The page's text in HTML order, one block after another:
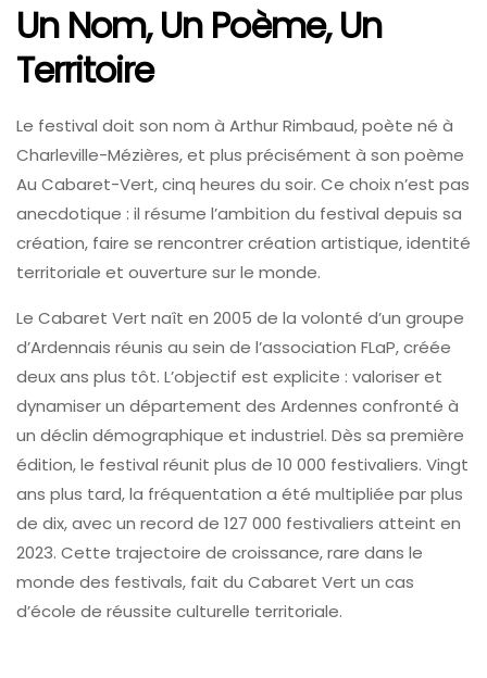
Un Nom, Un Poème, Un
Territoire
Le festival doit son nom à Arthur Rimbaud, poète né à
Charleville-Mézières, et plus précisément à son poème
Au Cabaret-Vert, cinq heures du soir. Ce choix n’est pas
anecdotique : il résume l’ambition du festival depuis sa
création, faire se rencontrer création artistique, identité
territoriale et ouverture sur le monde.
Le Cabaret Vert naît en 2005 de la volonté d’un groupe
d’Ardennais réunis au sein de l’association FLaP, créée
deux ans plus tôt. L’objectif est explicite : valoriser et
dynamiser un département des Ardennes confronté à
un déclin démographique et industriel. Dès sa première
édition, le festival réunit plus de 10 000 festivaliers. Vingt
ans plus tard, la fréquentation a été multipliée par plus
de dix, avec un record de 127 000 festivaliers atteint en
2023. Cette trajectoire de croissance, rare dans le
monde des festivals, fait du Cabaret Vert un cas
d’école de réussite culturelle territoriale.